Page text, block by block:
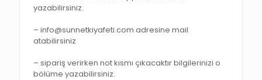
yazabilirsiniz.
– info@sunnetkiyafeti.com adresine mail
atabilirsiniz
– sipariş verirken not kısmı çıkacaktır bilgilerinizi o
bölüme yazabilirsiniz.